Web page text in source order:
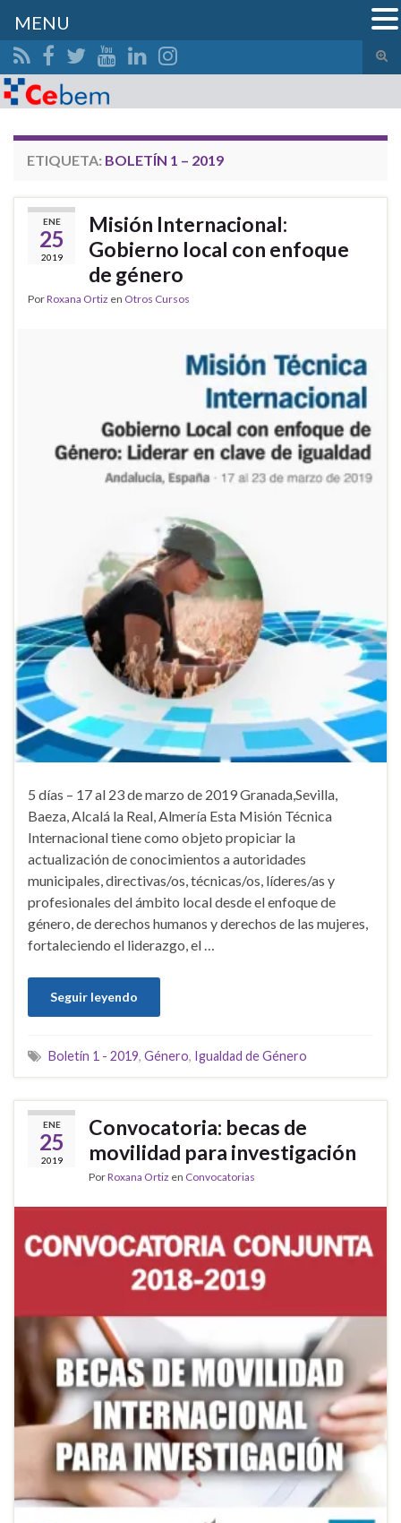
el
Search for:
ETIQUETA: BOLETÍN 1 – 2019
ENE
25
2019
Misión Internacional:
Gobierno local con enfoque
de género
PorRoxana Ortiz en Otros Cursos
5 días – 17 al 23 de marzo de 2019 Granada,Sevilla,
Baeza, Alcalá la Real, Almería Esta Misión Técnica
Internacional tiene como objeto propiciar la
actualización de conocimientos a autoridades
municipales, directivas/os, técnicas/os, líderes/as y
profesionales del ámbito local desde el enfoque de
género, de derechos humanos y derechos de las mujeres,
fortaleciendo el liderazgo, el …
Seguir leyendo
Boletín 1 - 2019, Género, Igualdad de Género
ENE
25
2019
Convocatoria: becas de
movilidad para investigación
PorRoxana Ortiz en Convocatorias
MENU